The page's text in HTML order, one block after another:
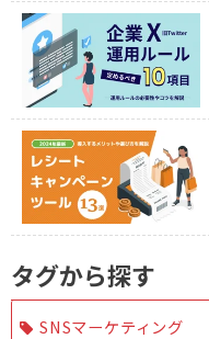
タグから探す
SNSマーケティング